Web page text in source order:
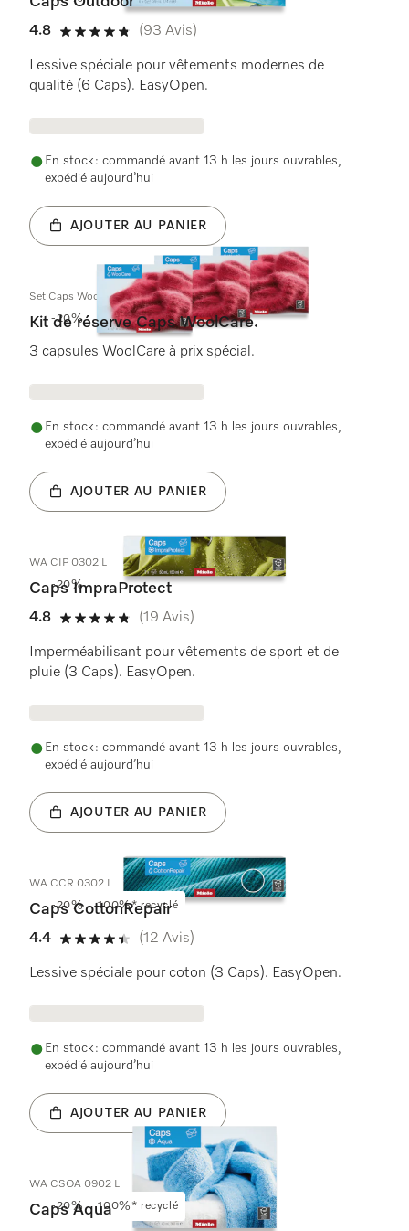
4.8
4.8 étoiles sur 5
(93 Avis)
Lessive spéciale pour vêtements modernes de
qualité (6 Caps). EasyOpen.
En stock : commandé avant 13 h les jours ouvrables,
expédié aujourd’hui
AJOUTER AU PANIER
-20%
Set Caps WoolCare
Kit de réserve Caps WoolCare.
3 capsules WoolCare à prix spécial.
En stock : commandé avant 13 h les jours ouvrables,
expédié aujourd’hui
AJOUTER AU PANIER
-20%
WA CIP 0302 L
Caps ImpraProtect
4.8
4.8 étoiles sur 5
(19 Avis)
Imperméabilisant pour vêtements de sport et de
pluie (3 Caps). EasyOpen.
En stock : commandé avant 13 h les jours ouvrables,
expédié aujourd’hui
AJOUTER AU PANIER
-20% 100%* recyclé
WA CCR 0302 L
Caps CottonRepair
4.4
4.4 étoiles sur 5
(12 Avis)
Lessive spéciale pour coton (3 Caps). EasyOpen.
En stock : commandé avant 13 h les jours ouvrables,
expédié aujourd’hui
AJOUTER AU PANIER
-20% 100%* recyclé
WA CSOA 0902 L
Caps Aqua